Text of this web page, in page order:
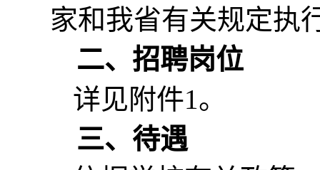
家和我省有关规定执
二、招聘岗位
详见附件1。
三、待遇